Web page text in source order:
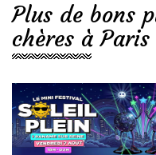
Plus de bons
chères à Paris